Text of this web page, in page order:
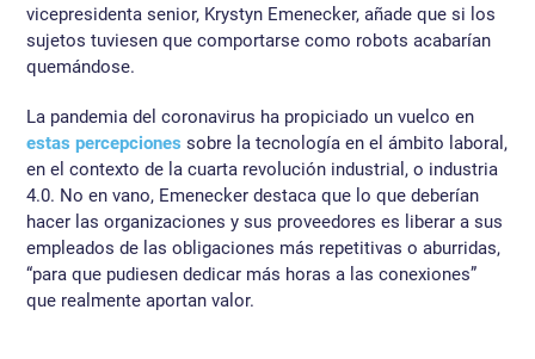
vicepresidenta senior, Krystyn Emenecker, añade que si los
sujetos tuviesen que comportarse como robots acabarían
quemándose.
La pandemia del coronavirus ha propiciado un vuelco en
estas percepciones sobre la tecnología en el ámbito laboral,
en el contexto de la cuarta revolución industrial, o industria
4.0. No en vano, Emenecker destaca que lo que deberían
hacer las organizaciones y sus proveedores es liberar a sus
empleados de las obligaciones más repetitivas o aburridas,
“para que pudiesen dedicar más horas a las conexiones”
que realmente aportan valor.